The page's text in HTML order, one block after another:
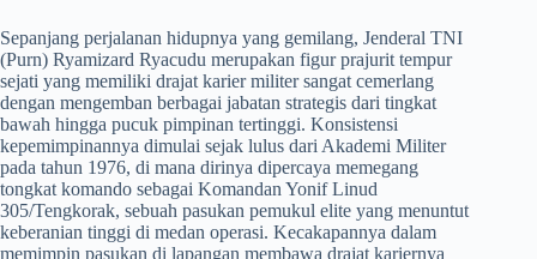
​Sepanjang perjalanan hidupnya yang gemilang, Jenderal TNI
(Purn) Ryamizard Ryacudu merupakan figur prajurit tempur
sejati yang memiliki drajat karier militer sangat cemerlang
dengan mengemban berbagai jabatan strategis dari tingkat
bawah hingga pucuk pimpinan tertinggi. Konsistensi
kepemimpinannya dimulai sejak lulus dari Akademi Militer
pada tahun 1976, di mana dirinya dipercaya memegang
tongkat komando sebagai Komandan Yonif Linud
305/Tengkorak, sebuah pasukan pemukul elite yang menuntut
keberanian tinggi di medan operasi. Kecakapannya dalam
memimpin pasukan di lapangan membawa drajat kariernya